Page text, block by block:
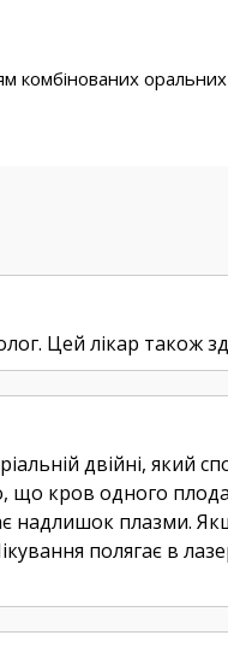
комбінованих
Цей лікар також
двійні, який
що кров одного
плазми.
полягає в